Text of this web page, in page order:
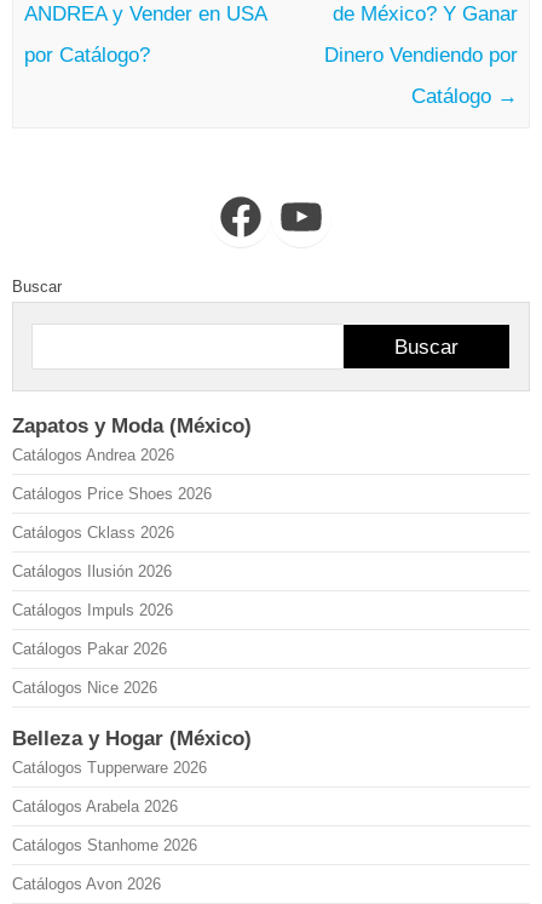
ANDREA y Vender en USA
por Catálogo?
de México? Y Ganar
Dinero Vendiendo por
Catálogo →
FacebookYouTube
Buscar
Buscar
Zapatos y Moda (México)
Catálogos Andrea 2026
Catálogos Price Shoes 2026
Catálogos Cklass 2026
Catálogos Ilusión 2026
Catálogos Impuls 2026
Catálogos Pakar 2026
Catálogos Nice 2026
Belleza y Hogar (México)
Catálogos Tupperware 2026
Catálogos Arabela 2026
Catálogos Stanhome 2026
Catálogos Avon 2026